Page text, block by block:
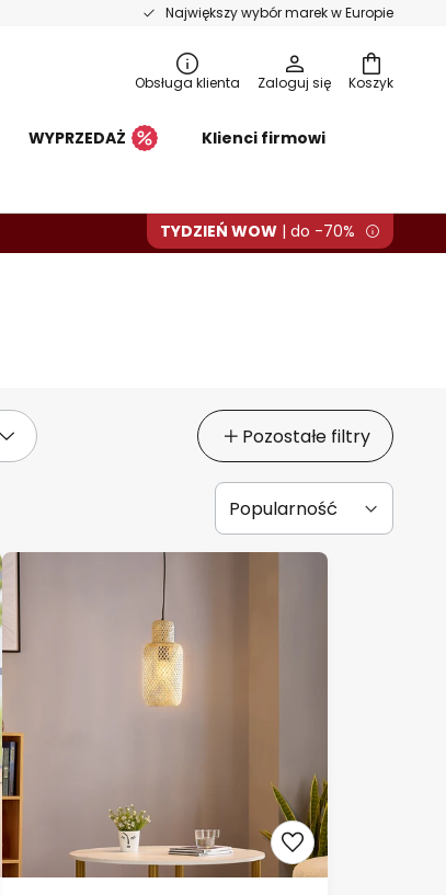
Największy wybór marek w Europie
Koszyk
Obsługa klienta Zaloguj się
WYPRZEDAŻ Klienci firmowi
TYDZIEŃ WOW | do -70%
Pozostałe filtry